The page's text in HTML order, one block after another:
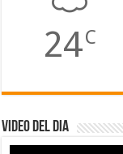
24C
Video del dia